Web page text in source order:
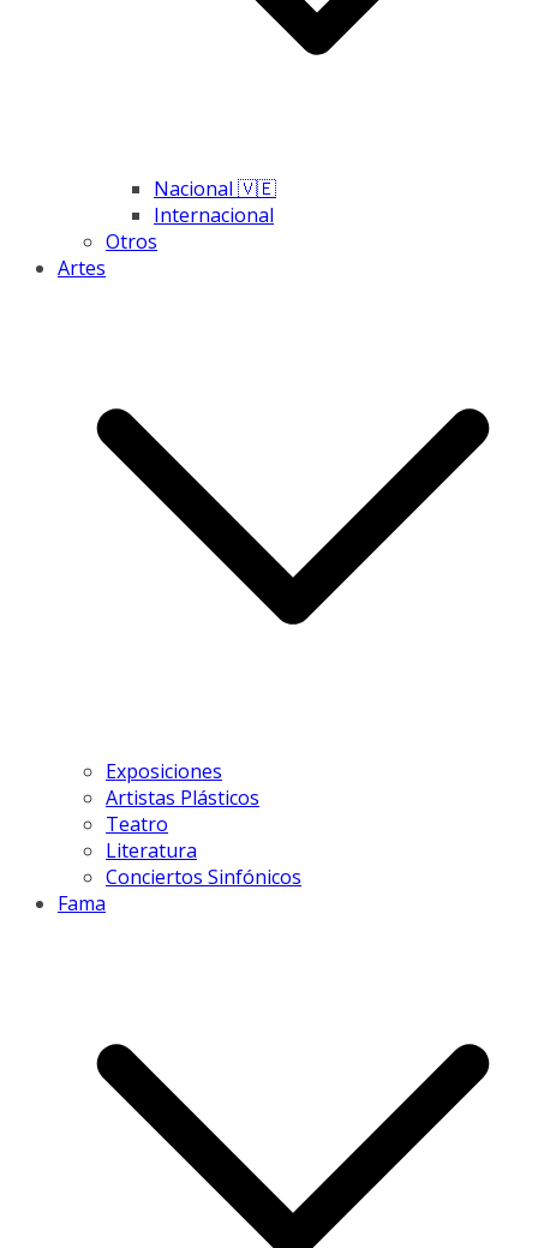
Nacional 🇻🇪
Internacional
Otros
Artes
Exposiciones
Artistas Plásticos
Teatro
Literatura
Conciertos Sinfónicos
Fama